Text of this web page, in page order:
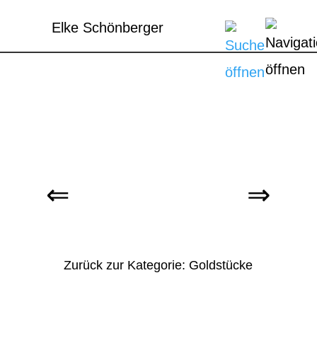
Elke Schönberger
Zurück zur Kategorie: Goldstücke